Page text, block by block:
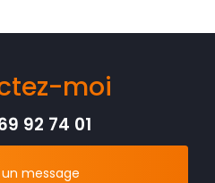
moi
92 74 01
message